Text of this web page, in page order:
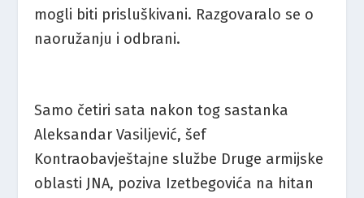
mogli biti prisluškivani. Razgovaralo se o
naoružanju i odbrani.
Samo četiri sata nakon tog sastanka
Aleksandar Vasiljević, šef
Kontraobavještajne službe Druge armijske
oblasti JNA, poziva Izetbegovića na hitan